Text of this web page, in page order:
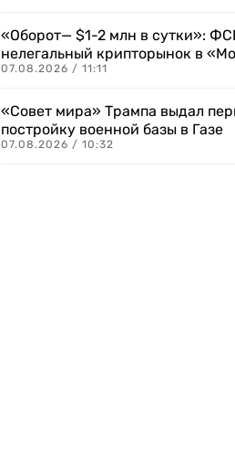
«Оборот— $1-2 млн в сутки»:
нелегальный крипторынок в
07.08.2026 / 11:11
«Совет мира» Трампа выдал
постройку военной базы в Газе
07.08.2026 / 10:32